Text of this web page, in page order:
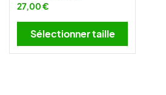
27,00 €
Sélectionner taille